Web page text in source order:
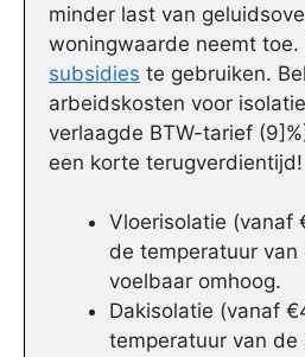
minder last van
woningwaarde neemt toe.
subsidies te gebruiken.
arbeidskosten voor
verlaagde BTW-tarief
een korte terugverdientijd!
Vloerisolatie (vanaf
de temperatuur
voelbaar omhoog.
Dakisolatie (vanaf
temperatuur van de